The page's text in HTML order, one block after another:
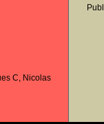
C, Nicolas